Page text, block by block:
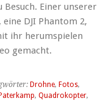
Besuch. Einer unserer
DJI Phantom 2,
ihr herumspielen
gemacht.
Drohne, Fotos,
, Quadrokopter,